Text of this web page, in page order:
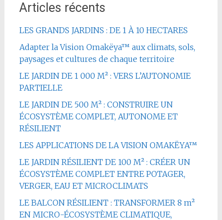
Articles récents
LES GRANDS JARDINS : DE 1 À 10 HECTARES
Adapter la Vision Omakëya™ aux climats, sols,
paysages et cultures de chaque territoire
LE JARDIN DE 1 000 M² : VERS L’AUTONOMIE
PARTIELLE
LE JARDIN DE 500 M² : CONSTRUIRE UN
ÉCOSYSTÈME COMPLET, AUTONOME ET
RÉSILIENT
LES APPLICATIONS DE LA VISION OMAKËYA™
LE JARDIN RÉSILIENT DE 100 M² : CRÉER UN
ÉCOSYSTÈME COMPLET ENTRE POTAGER,
VERGER, EAU ET MICROCLIMATS
LE BALCON RÉSILIENT : TRANSFORMER 8 m²
EN MICRO-ÉCOSYSTÈME CLIMATIQUE,